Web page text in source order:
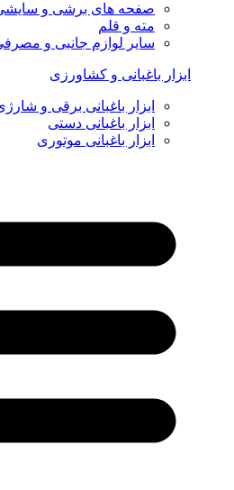
صفحه های برشی و
مته و قلم
سایر لوازم جانبی و
ابزار باغبانی و کشاورزی
ابزار باغبانی برقی و
ابزار باغبانی دستی
ابزار باغبانی موتوری